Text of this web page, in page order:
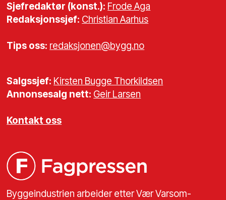
Sjefredaktør (konst.): Frode Aga
Redaksjonssjef: Christian Aarhus
Tips oss: redaksjonen@bygg.no
Salgssjef: Kirsten Bugge Thorkildsen
Annonsesalg nett: Geir Larsen
Kontakt oss
Byggeindustrien arbeider etter Vær Varsom-